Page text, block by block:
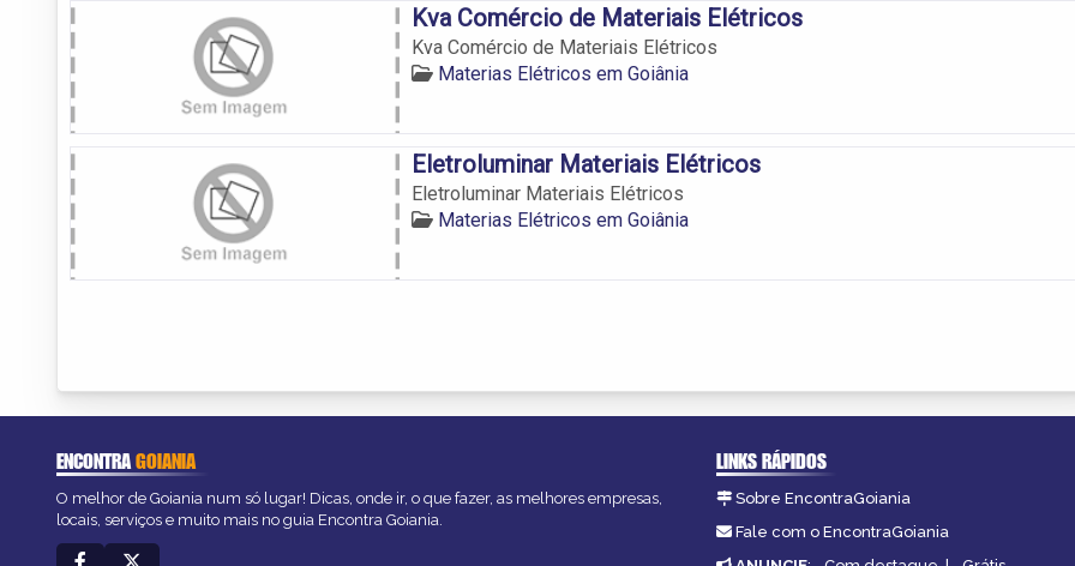
Kva Comércio de Materiais Elétricos
Kva Comércio de Materiais Elétricos
Materias Elétricos em Goiânia
Eletroluminar Materiais Elétricos
Eletroluminar Materiais Elétricos
Materias Elétricos em Goiânia
ENCONTRAGOIANIA
O melhor de Goiania num só lugar! Dicas, onde ir, o que fazer, as melhores empresas,
locais, serviços e muito mais no guia Encontra Goiania.
LINKS RÁPIDOS
Sobre EncontraGoiania
Fale com o EncontraGoiania